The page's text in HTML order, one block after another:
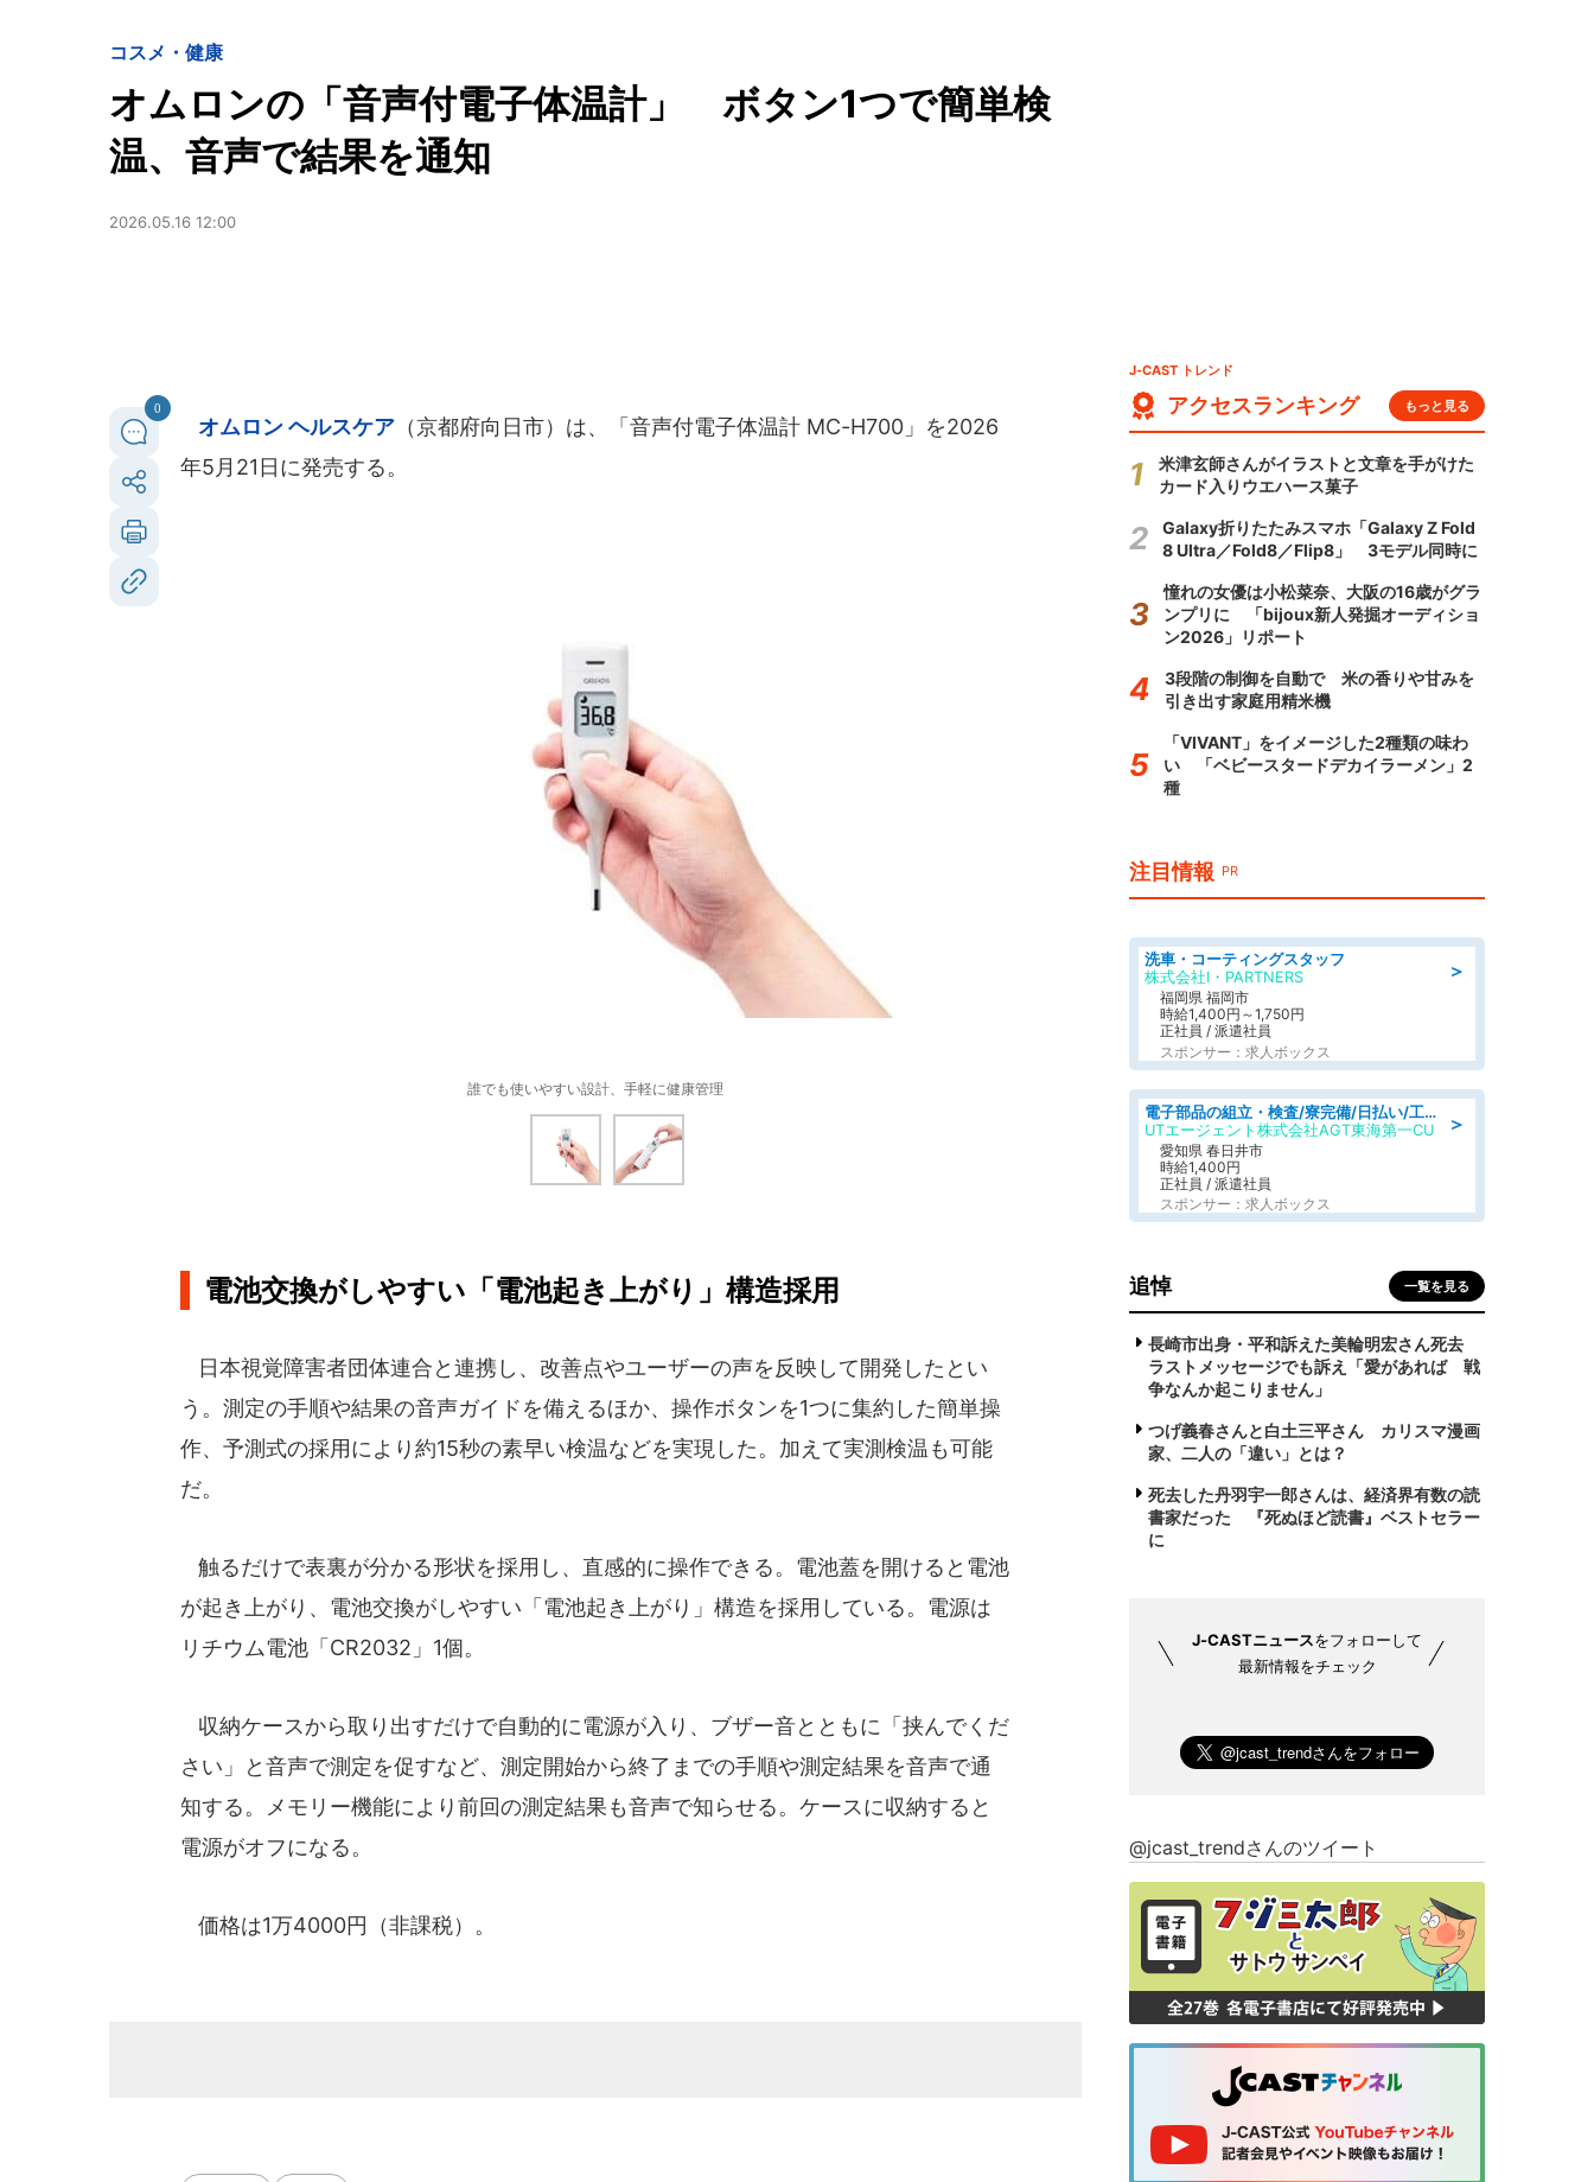
コスメ・健康
オムロンの「音声付電子体温計」 ボタン1つで簡単検
温、音声で結果を通知
2026.05.16 12:00
0
オムロン ヘルスケア （京都府向日市）は、「音声付電子体温計 MC-H700」を2026
年5月21日に発売する。
誰でも使いやすい設計、手軽に健康管理
電池交換がしやすい「電池起き上がり」構造採用
日本視覚障害者団体連合と連携し、改善点やユーザーの声を反映して開発したとい
う。測定の手順や結果の音声ガイドを備えるほか、操作ボタンを1つに集約した簡単操
作、予測式の採用により約15秒の素早い検温などを実現した。加えて実測検温も可能
だ。
触るだけで表裏が分かる形状を採用し、直感的に操作できる。電池蓋を開けると電池
が起き上がり、電池交換がしやすい「電池起き上がり」構造を採用している。電源は
リチウム電池「CR2032」1個。
収納ケースから取り出すだけで自動的に電源が入り、ブザー音とともに「挟んでくだ
さい」と音声で測定を促すなど、測定開始から終了までの手順や測定結果を音声で通
知する。メモリー機能により前回の測定結果も音声で知らせる。ケースに収納すると
電源がオフになる。
価格は1万4000円（非課税）。
J-CAST トレンド
アクセスランキング もっと見る
米津玄師さんがイラストと文章を手がけた
カード入りウエハース菓子
Galaxy折りたたみスマホ「Galaxy Z Fold
8 Ultra／Fold8／Flip8」 3モデル同時に
憧れの女優は小松菜奈、大阪の16歳がグラ
ンプリに 「bijoux新人発掘オーディショ
ン2026」リポート
3段階の制御を自動で 米の香りや甘みを
引き出す家庭用精米機
「VIVANT」をイメージした2種類の味わ
い 「ベビースタードデカイラーメン」2
種
注目情報 PR
＞
洗車・コーティングスタッフ
株式会社I・PARTNERS
福岡県 福岡市
時給1,400円～1,750円
正社員 / 派遣社員
スポンサー：求人ボックス
＞
電子部品の組立・検査/寮完備/日払い/工場・製造
UTエージェント株式会社AGT東海第一CU
愛知県 春日井市
時給1,400円
正社員 / 派遣社員
スポンサー：求人ボックス
追悼 一覧を見る
長崎市出身・平和訴えた美輪明宏さん死去
ラストメッセージでも訴え「愛があれば 戦
争なんか起こりません」
つげ義春さんと白土三平さん カリスマ漫画
家、二人の「違い」とは？
死去した丹羽宇一郎さんは、経済界有数の読
書家だった 『死ぬほど読書』ベストセラー
に
J-CASTニュースをフォローして
最新情報をチェック
@jcast_trendさんのツイート